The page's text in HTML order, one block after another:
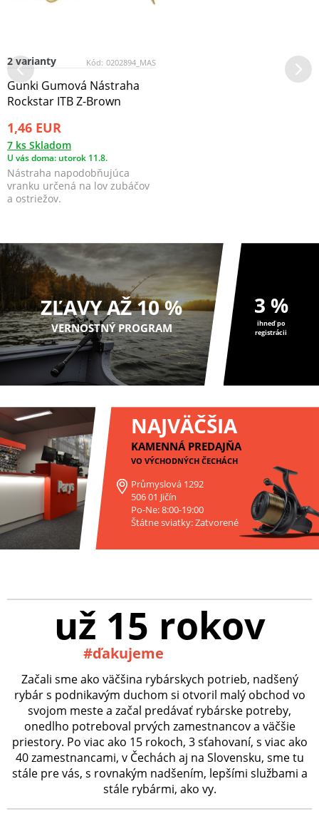
Kód: 0202894_MAS
2 varianty
Gunki Gumová Nástraha
Rockstar ITB Z-Brown
1,46 EUR
7 ks Skladom
U vás doma: utorok 11.8.
Nástraha napodobňujúca
vranku určená na lov zubáčov
a ostriežov.
ZĽAVY AŽ 10 %
VERNOSTNÝ PROGRAM
3 %
ihneď po
registrácii
NAJVÄČŠIA
KAMENNÁ PREDAJŇA
VO VÝCHODNÝCH ČECHÁCH
Průmyslová 1292
506 01 Jičín
Po-Ne: 8:00-19:00
Štátne sviatky: Zatvorené
už 15 rokov
#ďakujeme
Začali sme ako väčšina rybárskych potrieb, nadšený
rybár s podnikavým duchom si otvoril malý obchod vo
svojom meste a začal predávať rybárske potreby,
onedlho potreboval prvých zamestnancov a väčšie
priestory. Po viac ako 15 rokoch, 3 sťahovaní, s viac ako
40 zamestnancami, v Čechách aj na Slovensku, sme tu
stále pre vás, s rovnakým nadšením, lepšími službami a
stále rybármi, ako vy.